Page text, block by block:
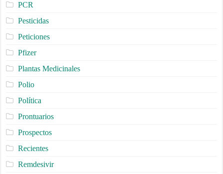
PCR
Pesticidas
Peticiones
Pfizer
Plantas Medicinales
Polio
Política
Prontuarios
Prospectos
Recientes
Remdesivir